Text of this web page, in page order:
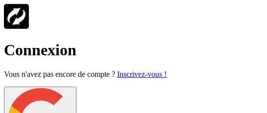
Connexion
Vous n'avez pas encore de compte ? Inscrivez-vous !